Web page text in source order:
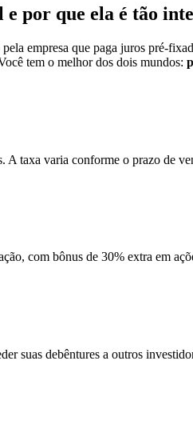
por que ela é tão
empresa que paga juros pré-
tem o melhor dos dois mundos:
taxa varia conforme o prazo de
com bônus de 30% extra em
suas debêntures a outros